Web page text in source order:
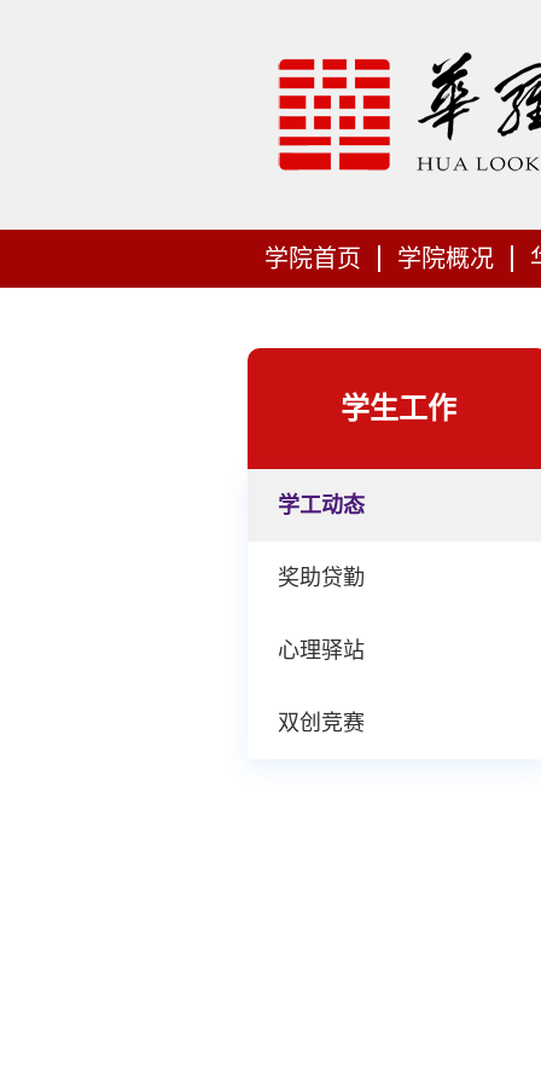
学院首页 学院概况
学生工作
学工动态
奖助贷勤
心理驿站
双创竞赛